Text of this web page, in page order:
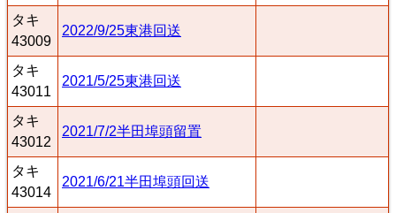
タキ
43009
2022/9/25東港回送
タキ
43011
2021/5/25東港回送
タキ
43012
2021/7/2半田埠頭留置
タキ
43014
2021/6/21半田埠頭回送